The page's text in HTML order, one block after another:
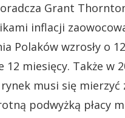
Grant
inflacji
Polaków wzrosły o
miesięcy. Także w
musi się mierzyć
podwyżką płacy